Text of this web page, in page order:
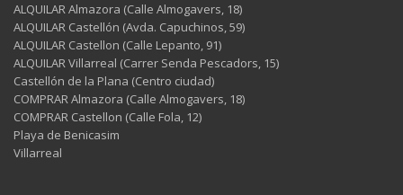
ALQUILAR Almazora (Calle Almogavers, 18)
ALQUILAR Castellón (Avda. Capuchinos, 59)
ALQUILAR Castellon (Calle Lepanto, 91)
ALQUILAR Villarreal (Carrer Senda Pescadors, 15)
Castellón de la Plana (Centro ciudad)
COMPRAR Almazora (Calle Almogavers, 18)
COMPRAR Castellon (Calle Fola, 12)
Playa de Benicasim
Villarreal